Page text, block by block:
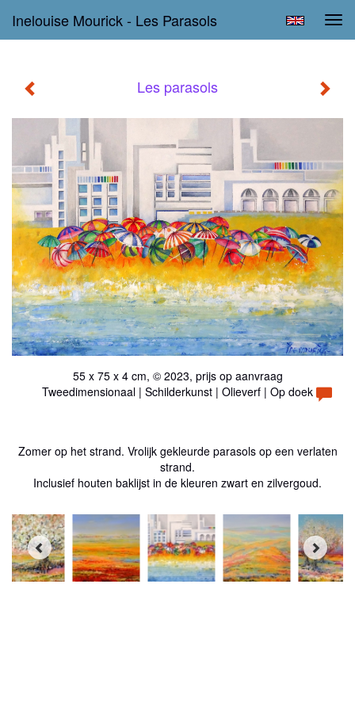
Inelouise Mourick - Les Parasols
Les parasols
55 x 75 x 4 cm, © 2023, prijs op aanvraag
Tweedimensionaal | Schilderkunst | Olieverf | Op doek
Zomer op het strand. Vrolijk gekleurde parasols op een verlaten
strand.
Inclusief houten baklijst in de kleuren zwart en zilvergoud.